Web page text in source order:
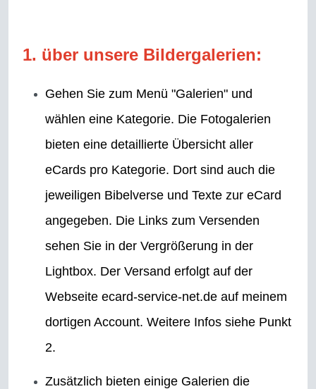
1. über unsere Bildergalerien:
Gehen Sie zum Menü "Galerien" und
wählen eine Kategorie. Die Fotogalerien
bieten eine detaillierte Übersicht aller
eCards pro Kategorie. Dort sind auch die
jeweiligen Bibelverse und Texte zur eCard
angegeben. Die Links zum Versenden
sehen Sie in der Vergrößerung in der
Lightbox. Der Versand erfolgt auf der
Webseite ecard-service-net.de auf meinem
dortigen Account. Weitere Infos siehe Punkt
2.
Zusätzlich bieten einige Galerien die